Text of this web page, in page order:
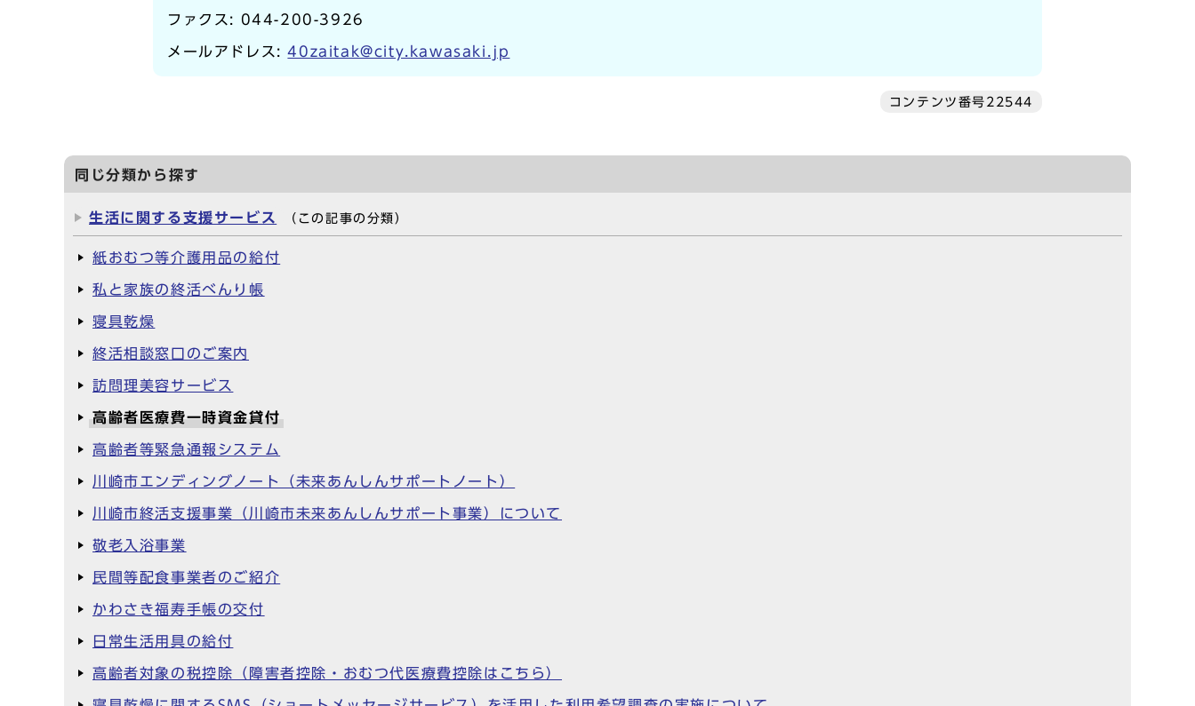
ファクス: 044-200-3926
メールアドレス:40zaitak@city.kawasaki.jp
コンテンツ番号22544
同じ分類から探す
生活に関する支援サービス （この記事の分類）
紙おむつ等介護用品の給付
私と家族の終活べんり帳
寝具乾燥
終活相談窓口のご案内
訪問理美容サービス
高齢者医療費一時資金貸付
高齢者等緊急通報システム
川崎市エンディングノート（未来あんしんサポートノート）
川崎市終活支援事業（川崎市未来あんしんサポート事業）について
敬老入浴事業
民間等配食事業者のご紹介
かわさき福寿手帳の交付
日常生活用具の給付
高齢者対象の税控除（障害者控除・おむつ代医療費控除はこちら）